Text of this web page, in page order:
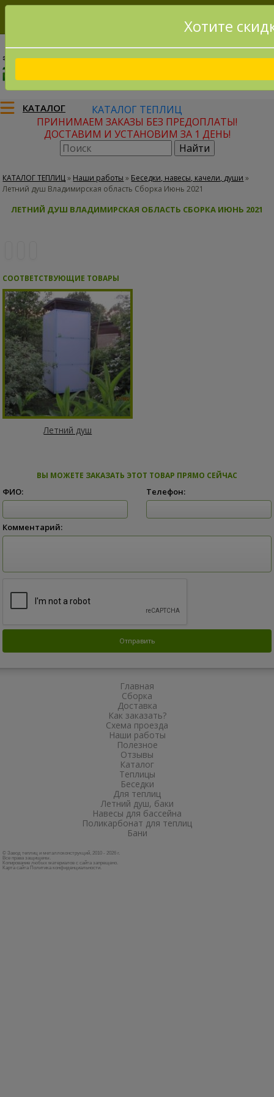
8(915)795-56-02
КАТАЛОГ
КАТАЛОГ ТЕПЛИЦ
ПРИНИМАЕМ ЗАКАЗЫ БЕЗ ПРЕДОПЛАТЫ!
ДОСТАВИМ И УСТАНОВИМ ЗА 1 ДЕНЬ!
КАТАЛОГ ТЕПЛИЦ» Наши работы » Беседки, навесы, качели, души »
Летний душ Владимирская область Сборка Июнь 2021
ЛЕТНИЙ ДУШ ВЛАДИМИРСКАЯ ОБЛАСТЬ СБОРКА ИЮНЬ 2021
СООТВЕТСТВУЮЩИЕ ТОВАРЫ
Летний душ
ВЫ МОЖЕТЕ ЗАКАЗАТЬ ЭТОТ ТОВАР ПРЯМО СЕЙЧАС
ФИО: Телефон:
Комментарий:
Главная
Сборка
Доставка
Как заказать?
Схема проезда
Наши работы
Полезное
Отзывы
Каталог
Теплицы
Беседки
Для теплиц
Летний душ, баки
Навесы для бассейна
Поликарбонат для теплиц
Бани
© Завод теплиц и металлоконструкций, 2010 - 2026 г.
Все права защищены.
Копирование любых материалов с сайта запрещено.
Карта сайта Политика конфиденциальности.
Хотите